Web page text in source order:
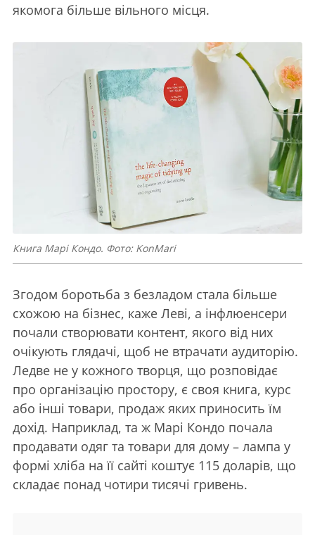
якомога більше вільного місця.
Книга Марі Кондо. Фото: KonMari
Згодом боротьба з безладом стала більше
схожою на бізнес, каже Леві, а інфлюенсери
почали створювати контент, якого від них
очікують глядачі, щоб не втрачати аудиторію.
Ледве не у кожного творця, що розповідає
про організацію простору, є своя книга, курс
або інші товари, продаж яких приносить їм
дохід. Наприклад, та ж Марі Кондо почала
продавати одяг та товари для дому – лампа у
формі хліба на її сайті коштує 115 доларів, що
складає понад чотири тисячі гривень.